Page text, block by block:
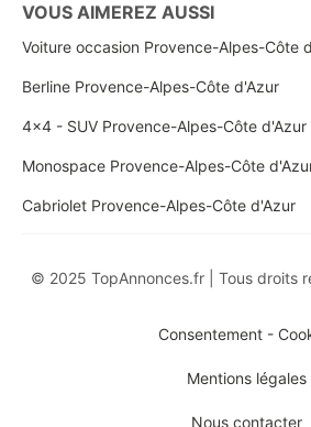
VOUS AIMEREZ AUSSI
Voiture occasion Provence-Alpes-Côte
Berline Provence-Alpes-Côte d'Azur
4x4 - SUV Provence-Alpes-Côte d'Azur
Monospace Provence-Alpes-Côte
Cabriolet Provence-Alpes-Côte d'Azur
© 2025 TopAnnonces.fr | Tous droits
Consentement -
Mentions légales
Nous contacter